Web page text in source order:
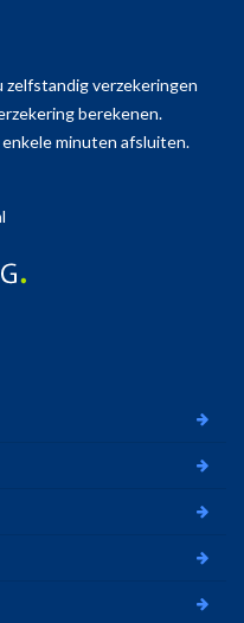
verzekeringen
berekenen.
minuten afsluiten.